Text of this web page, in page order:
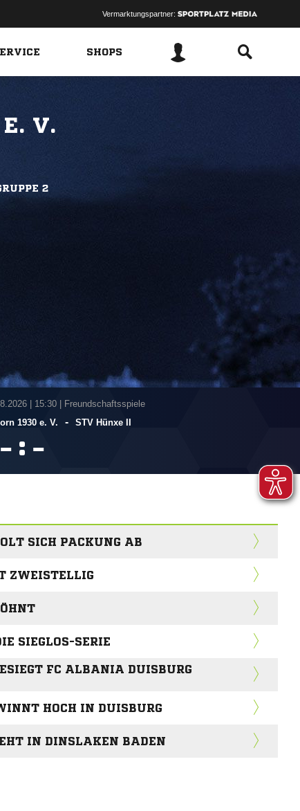
Vermarktungspartner:
SHOPS
V.
2
| 15:30 | Freundschaftsspiele
1930 e. V.
- STV Hünxe II
 : 
SICH PACKUNG AB
ZWEISTELLIG
SIEGLOS-SERIE
FC ALBANIA DUISBURG S
HOCH IN DUISBURG
IN DINSLAKEN BADEN